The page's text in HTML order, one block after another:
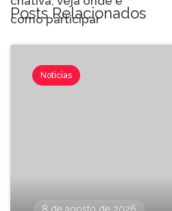
como participar
Posts Relacionados
Notícias